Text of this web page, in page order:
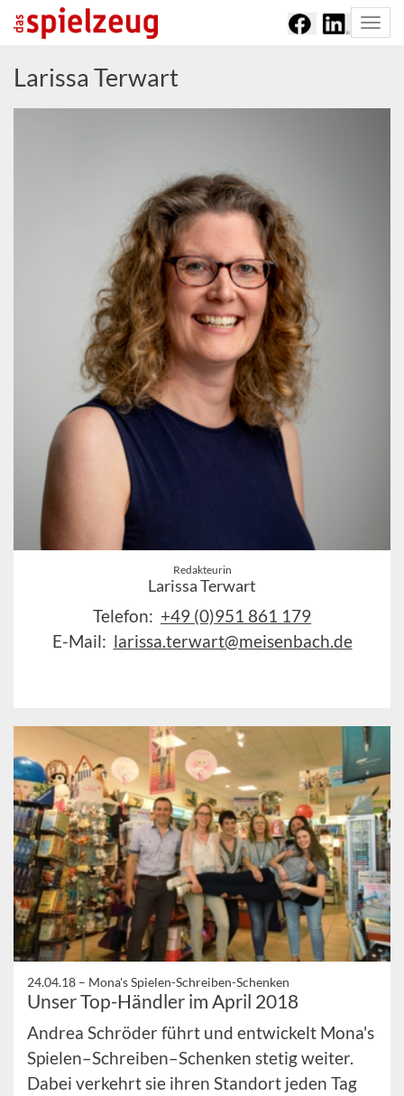
Larissa Terwart
Redakteurin
Larissa Terwart
Telefon: +49 (0)951 861 179
E-Mail: larissa.terwart@meisenbach.de
24.04.18 – Mona's Spielen-Schreiben-Schenken
Unser Top-Händler im April 2018
Andrea Schröder führt und entwickelt Mona's
Spielen–Schreiben–Schenken stetig weiter.
Dabei verkehrt sie ihren Standort jeden Tag